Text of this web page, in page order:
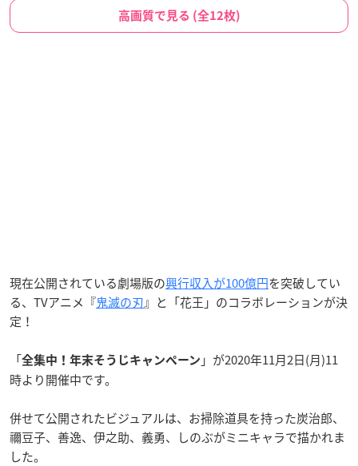
高画質で見る (全12枚)
現在公開されている劇場版の興行収入が100億円を突破してい
る、TVアニメ『鬼滅の刃』と「花王」のコラボレーションが決
定！
「全集中！年末そうじキャンペーン 」が2020年11月2日(月)11
時より開催中です。
併せて公開されたビジュアルは、お掃除道具を持った炭治郎、
禰豆子、善逸、伊之助、義勇、しのぶがミニキャラで描かれま
した。